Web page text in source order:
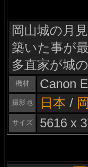
岡山城の月
築いた事が
多直家が城
機材 Canon
撮影地 日本 /
サイズ 5616 x